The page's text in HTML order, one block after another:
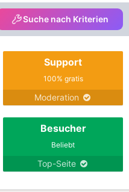
Suche nach Kriterien
Support
100% gratis
Moderation
Besucher
Beliebt
Top-Seite